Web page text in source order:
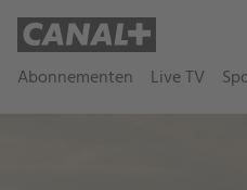
Abonnementen Live TV